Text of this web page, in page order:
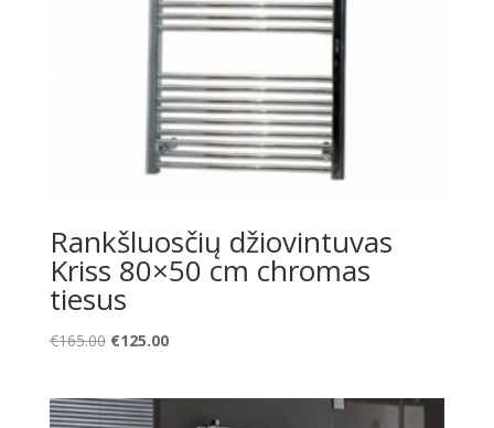
Rankšluosčių džiovintuvas
Kriss 80×50 cm chromas
tiesus
€165.00 Original
€165.00.
€125.00Current
€125.00.